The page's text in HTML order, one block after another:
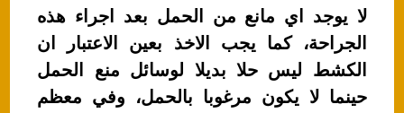
لا يوجد اي مانع من الحمل بعد اجراء هذه
الجراحة، كما يجب الاخذ بعين الاعتبار ان
الكشط ليس حلا بديلا لوسائل منع الحمل
حينما لا يكون مرغوبا بالحمل، وفي معظم